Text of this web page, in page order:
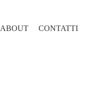
ABOUT CONTATTI